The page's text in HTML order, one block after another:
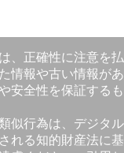
、正確性に注意を払
情報や古い情報があ
安全性を保証するも
似行為は、デジタル
れる知的財産法に基